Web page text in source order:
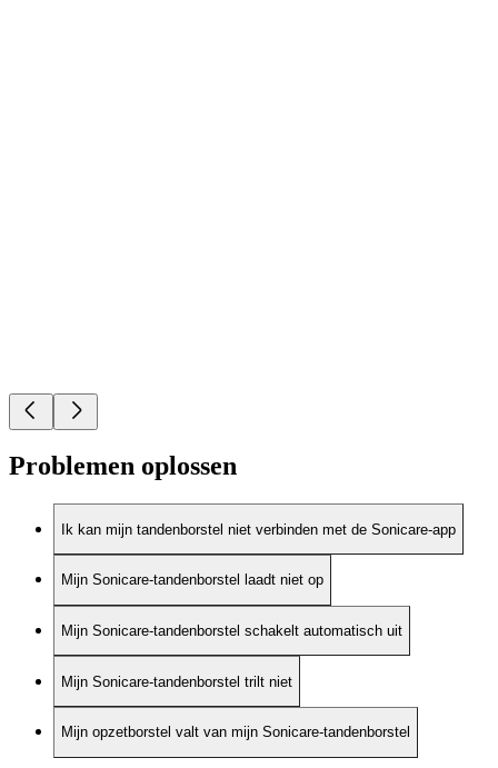
Problemen oplossen
Ik kan mijn tandenborstel niet verbinden met de Sonicare-app
Mijn Sonicare-tandenborstel laadt niet op
Mijn Sonicare-tandenborstel schakelt automatisch uit
Mijn Sonicare-tandenborstel trilt niet
Mijn opzetborstel valt van mijn Sonicare-tandenborstel